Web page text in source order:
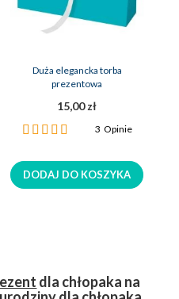
Duża elegancka torba
prezentowa
15,00 zł
Ocena:
3 Opinie
DODAJ DO KOSZYKA
dla chłopaka na